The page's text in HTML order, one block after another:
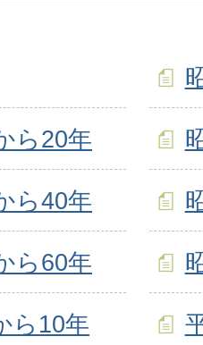
ら20年
ら40年
ら60年
ら10年